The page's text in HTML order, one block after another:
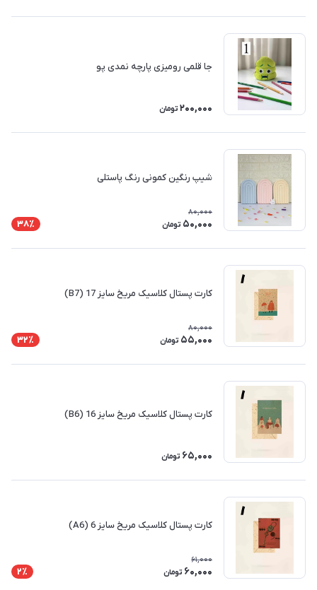
جا قلمی رومیزی پارچه نمدی پو
200,000 تومان
شیپ رنگین کمونی رنگ پاستلی
80,000
50,000 تومان 38٪
کارت پستال کلاسیک مریخ سایز 17 (B7)
80,000
55,000 تومان 32٪
کارت پستال کلاسیک مریخ سایز 16 (B6)
65,000 تومان
کارت پستال کلاسیک مریخ سایز 6 (A6)
61,000
60,000 تومان 2٪